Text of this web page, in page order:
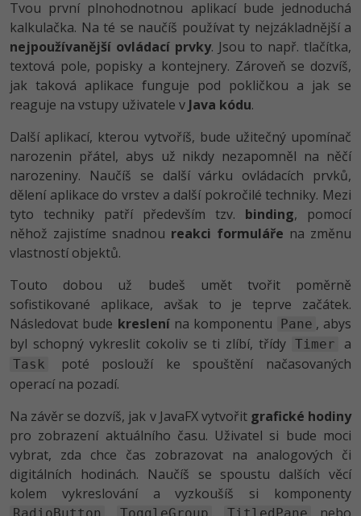
Time management
Windows
Linux
Sítě
Kybernetická bezpečnost
Elektronický podpis
Fórum
Ostatní
Fórum
Tvou první plnohodnotnou aplikací bude jednoduchá
kalkulačka. Na té se naučíš používat ty nejzákladnější a
nejpoužívanější ovládací prvky. Jsou to např. tlačítka,
textová pole, popisky a kontejnery. Zároveň se dozvíš,
jak taková aplikace funguje pod pokličkou a jak se
reaguje na vstupy uživatele v Java kódu.
Další aplikací, kterou vytvoříš, bude užitečný upomínač
narozenin přátel, abys už nikdy nezapomněl na něčí
narozeniny. Naučíš se další várku ovládacích prvků,
dělení aplikace do vrstev a další pokročilé techniky. Mezi
tyto techniky patří především tzv. binding, pomocí
něhož zajistíme snadnou reakci formuláře na změnu
vlastností objektů.
Touto dobou už budeš umět tvořit poměrně
sofistikované aplikace, avšak to je teprve začátek.
Následovat bude kreslenína komponentu Pane , abys
byl schopný vykreslit cokoliv se ti zlíbí, třídy Timer a
Task
poté poslouží ke spouštění načasovaných
operací na pozadí.
Na závěr se dozvíš, jak v JavaFX vytvořit grafické hodiny
pro zobrazení aktuálního času. Uživatel si bude moci
vybrat, zda chce čas zobrazovat na analogových či
digitálních hodinách. Naučíš se spoustu dalších věcí
kolem vykreslování a vyzkoušíš si komponenty